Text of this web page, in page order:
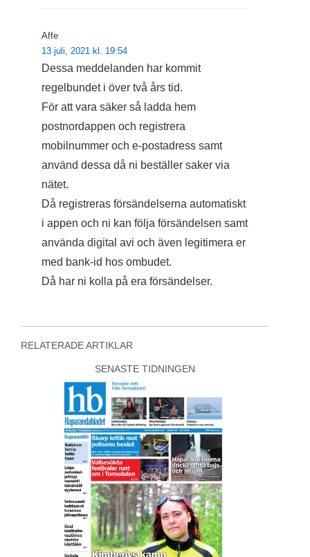
Affe
13 juli, 2021 kl. 19:54
Dessa meddelanden har kommit
regelbundet i över två års tid.
För att vara säker så ladda hem
postnordappen och registrera
mobilnummer och e-postadress samt
använd dessa då ni beställer saker via
nätet.
Då registreras försändelserna automatiskt
i appen och ni kan följa försändelsen samt
använda digital avi och även legitimera er
med bank-id hos ombudet.
Då har ni kolla på era försändelser.
RELATERADE ARTIKLAR
SENASTE TIDNINGEN